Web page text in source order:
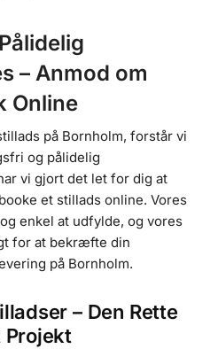
– Anmod om
Online
på Bornholm, forstår vi
og pålidelig
vi gjort det let for dig at
et stillads online. Vores
enkel at udfylde, og vores
for at bekræfte din
på Bornholm.
– Den Rette
Projekt